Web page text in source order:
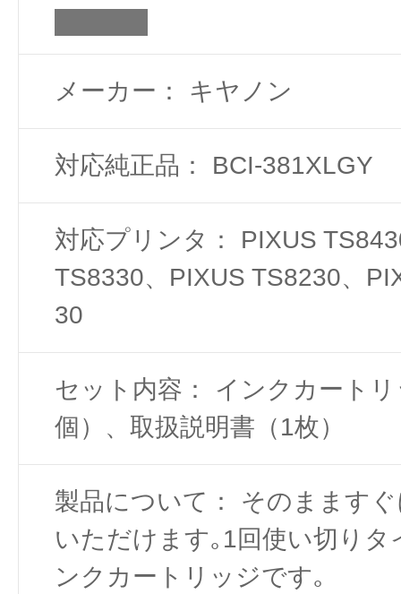
メーカー： キヤノン
対応純正品： BCI-381XLGY
対応プリンタ： PIXUS
TS8330、PIXUS TS8230、
30
セット内容： インクカート
個）、取扱説明書（1枚）
製品について： そのまます
いただけます｡1回使い切りタ
ンクカートリッジです｡